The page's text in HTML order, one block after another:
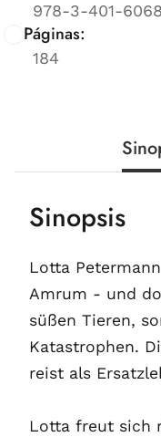
978-3-401-
Páginas:
184
Sinopsis
Lotta
Amrum - und
süßen Tieren,
Katastrophen.
reist als
Lotta freut sich